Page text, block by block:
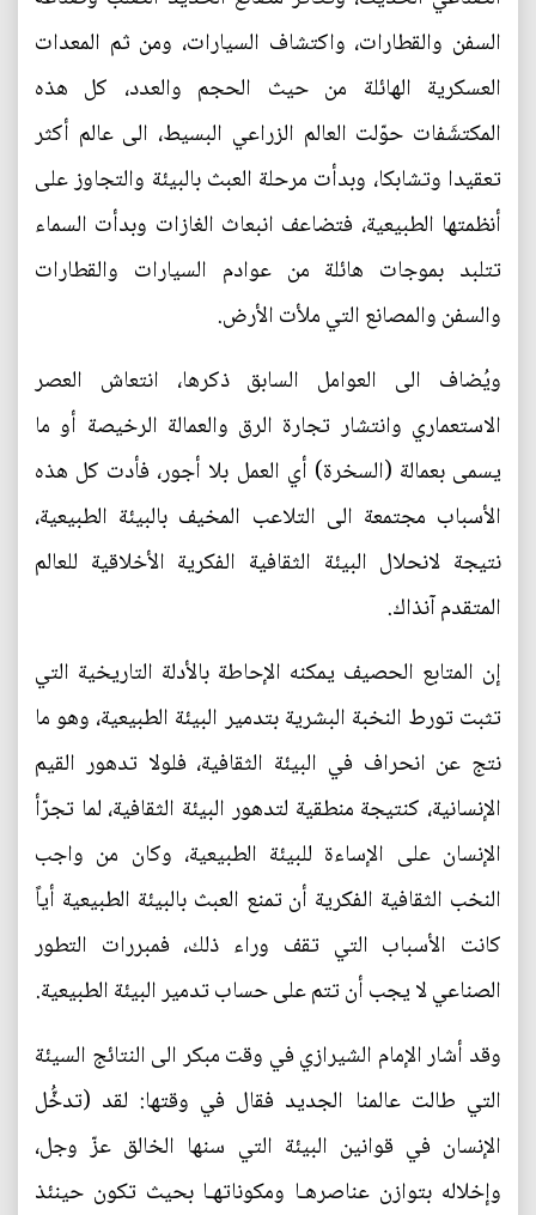
السفن والقطارات، واكتشاف السيارات، ومن ثم المعدات
العسكرية الهائلة من حيث الحجم والعدد، كل هذه
المكتشَفات حوّلت العالم الزراعي البسيط، الى عالم أكثر
تعقيدا وتشابكا، وبدأت مرحلة العبث بالبيئة والتجاوز على
أنظمتها الطبيعية، فتضاعف انبعاث الغازات وبدأت السماء
تتلبد بموجات هائلة من عوادم السيارات والقطارات
والسفن والمصانع التي ملأت الأرض.
ويُضاف الى العوامل السابق ذكرها، انتعاش العصر
الاستعماري وانتشار تجارة الرق والعمالة الرخيصة أو ما
يسمى بعمالة (السخرة) أي العمل بلا أجور، فأدت كل هذه
الأسباب مجتمعة الى التلاعب المخيف بالبيئة الطبيعية،
نتيجة لانحلال البيئة الثقافية الفكرية الأخلاقية للعالم
المتقدم آنذاك.
إن المتابع الحصيف يمكنه الإحاطة بالأدلة التاريخية التي
تثبت تورط النخبة البشرية بتدمير البيئة الطبيعية، وهو ما
نتج عن انحراف في البيئة الثقافية، فلولا تدهور القيم
الإنسانية، كنتيجة منطقية لتدهور البيئة الثقافية، لما تجرّأ
الإنسان على الإساءة للبيئة الطبيعية، وكان من واجب
النخب الثقافية الفكرية أن تمنع العبث بالبيئة الطبيعية أياً
كانت الأسباب التي تقف وراء ذلك، فمبررات التطور
الصناعي لا يجب أن تتم على حساب تدمير البيئة الطبيعية.
وقد أشار الإمام الشيرازي في وقت مبكر الى النتائج السيئة
التي طالت عالمنا الجديد فقال في وقتها: لقد (تدخُّل
الإنسان في قوانين البيئة التي سنها الخالق عزّ وجل،
وإخلاله بتوازن عناصرهـا ومكوناتهـا بحيث تكون حينئذ